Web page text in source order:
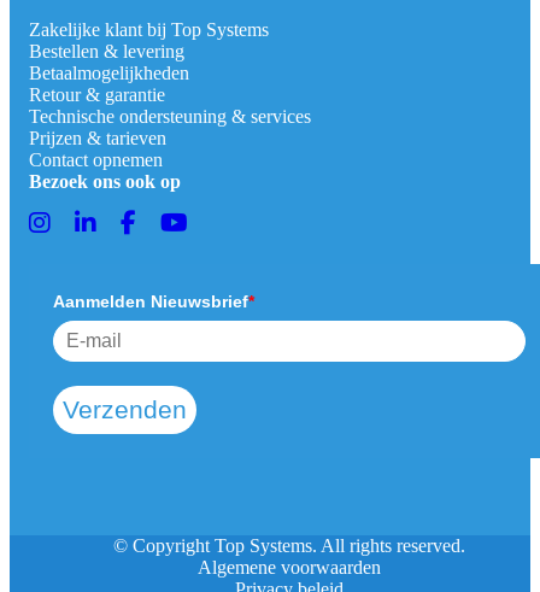
Zakelijke klant bij Top Systems
Bestellen & levering
Betaalmogelijkheden
Retour & garantie
Technische ondersteuning & services
Prijzen & tarieven
Contact opnemen
Bezoek ons ook op
Aanmelden Nieuwsbrief*
Verzenden
© Copyright Top Systems. All rights reserved.
Algemene voorwaarden